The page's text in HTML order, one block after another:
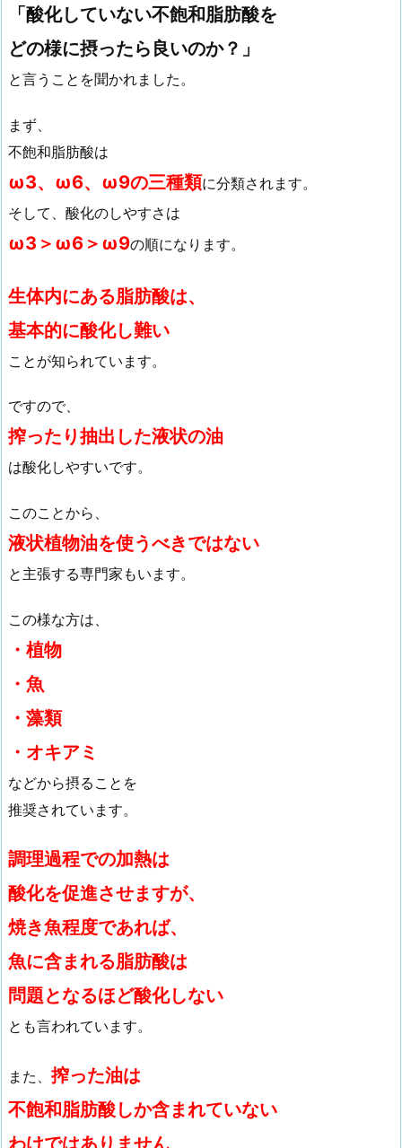
「酸化していない不飽和脂肪酸を
どの様に摂ったら良いのか？」
と言うことを聞かれました。
まず、
不飽和脂肪酸は
ω3、ω6、ω9の三種類に分類されます。
そして、酸化のしやすさは
ω3＞ω6＞ω9の順になります。
生体内にある脂肪酸は、
基本的に酸化し難い
ことが知られています。
ですので、
搾ったり抽出した液状の油
は酸化しやすいです。
このことから、
液状植物油を使うべきではない
と主張する専門家もいます。
この様な方は、
・植物
・魚
・藻類
・オキアミ
などから摂ることを
推奨されています。
調理過程での加熱は
酸化を促進させますが、
焼き魚程度であれば、
魚に含まれる脂肪酸は
問題となるほど酸化しない
とも言われています。
また、 搾った油は
不飽和脂肪酸しか含まれていない
わけではありません